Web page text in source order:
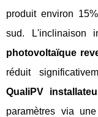
produit environ
sud. L'inclinaison
photovoltaïque
réduit
QualiPV
paramètres via